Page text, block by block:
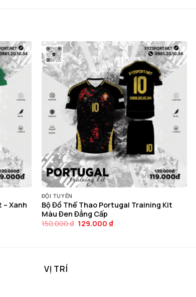
– Xanh
ĐỘI TUYỂN
Bộ Đồ Thể Thao Portugal Training Kit
Màu Đen Đẳng Cấp
150.000₫ Giá
129.000₫Giá
VỊ TRÍ